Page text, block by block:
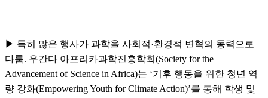
▶ 특히 많은 행사가 과학을 사회적·환경적 변혁의 동력으로
다룸. 우간다 아프리카과학진흥학회 (Society for the
Advancement of Science in Africa)는 ‘기후 행동을 위한 청년 역
량 강화(Empowering Youth for Climate Action)’를 통해 학생 및